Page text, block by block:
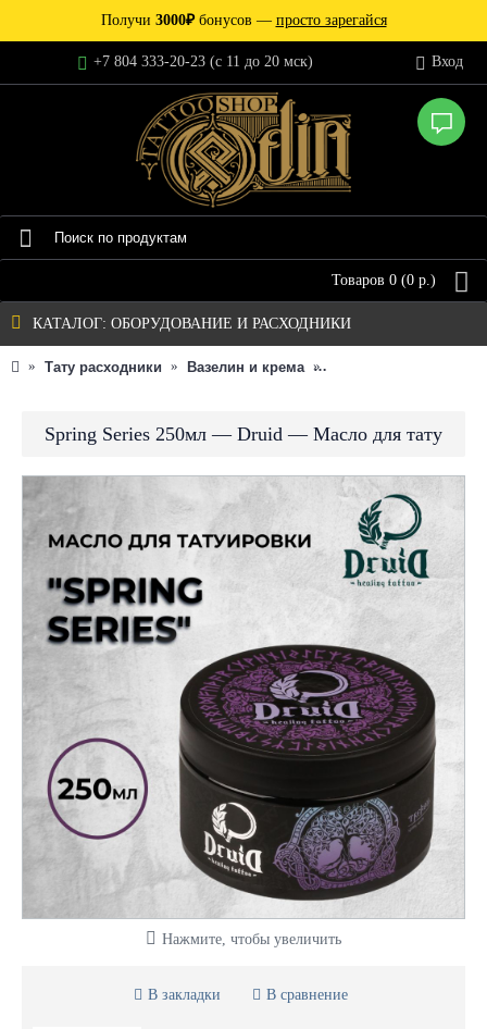
Получи 3000₽бонусов — просто зарегайся
+7 804 333-20-23 (c 11 до 20 мск) Вход
Товаров 0 (0 р.)
КАТАЛОГ: ОБОРУДОВАНИЕ И РАСХОДНИКИ
Тату расходники Вазелин и крема
Spring Series 250мл — Druid — Масло для тату
Нажмите, чтобы увеличить
В закладки В сравнение